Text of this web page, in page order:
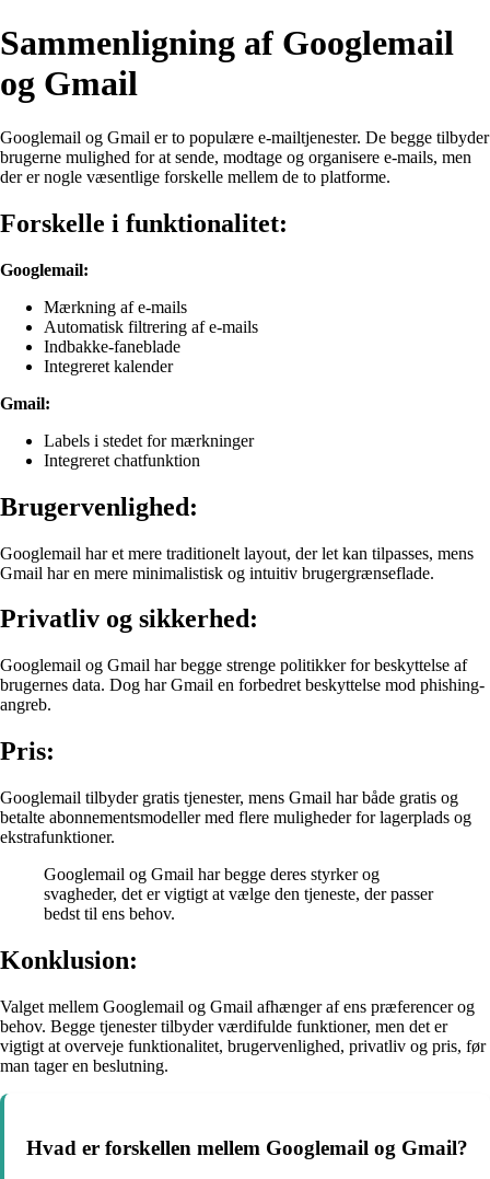
Sammenligning af Googlemail
og Gmail
Googlemail og Gmail er to populære e-mailtjenester. De begge tilbyder
brugerne mulighed for at sende, modtage og organisere e-mails, men
der er nogle væsentlige forskelle mellem de to platforme.
Forskelle i funktionalitet:
Googlemail:
Mærkning af e-mails
Automatisk filtrering af e-mails
Indbakke-faneblade
Integreret kalender
Gmail:
Labels i stedet for mærkninger
Integreret chatfunktion
Brugervenlighed:
Googlemail har et mere traditionelt layout, der let kan tilpasses, mens
Gmail har en mere minimalistisk og intuitiv brugergrænseflade.
Privatliv og sikkerhed:
Googlemail og Gmail har begge strenge politikker for beskyttelse af
brugernes data. Dog har Gmail en forbedret beskyttelse mod phishing-
angreb.
Pris:
Googlemail tilbyder gratis tjenester, mens Gmail har både gratis og
betalte abonnementsmodeller med flere muligheder for lagerplads og
ekstrafunktioner.
Googlemail og Gmail har begge deres styrker og
svagheder, det er vigtigt at vælge den tjeneste, der passer
bedst til ens behov.
Konklusion:
Valget mellem Googlemail og Gmail afhænger af ens præferencer og
behov. Begge tjenester tilbyder værdifulde funktioner, men det er
vigtigt at overveje funktionalitet, brugervenlighed, privatliv og pris, før
man tager en beslutning.
Hvad er forskellen mellem Googlemail og Gmail?